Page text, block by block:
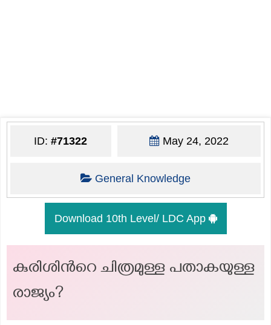
ID:#71322 May 24, 2022
General Knowledge
Download 10th Level/ LDC App
കുരിശിൻറെ ചിത്രമുള്ള പതാകയുള്ള
രാജ്യം?